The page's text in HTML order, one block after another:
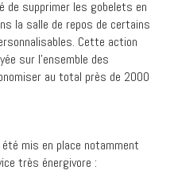
de supprimer les gobelets en
la salle de repos de certains
Cette action
sur l’ensemble des
au total près de 2000
mis en place notamment
très énergivore :